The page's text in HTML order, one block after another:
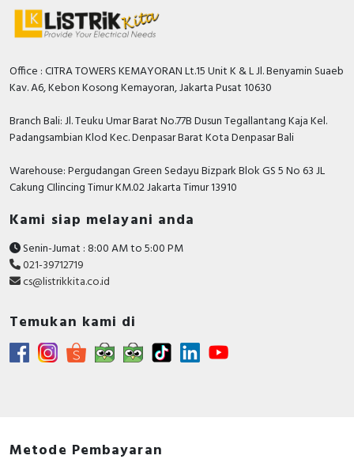
Office : CITRA TOWERS KEMAYORAN Lt.15 Unit K & L Jl. Benyamin Suaeb
Kav. A6, Kebon Kosong Kemayoran, Jakarta Pusat 10630
Branch Bali: Jl. Teuku Umar Barat No.77B Dusun Tegallantang Kaja Kel.
Padangsambian Klod Kec. Denpasar Barat Kota Denpasar Bali
Warehouse: Pergudangan Green Sedayu Bizpark Blok GS 5 No 63 JL
Cakung CIlincing Timur KM.02 Jakarta Timur 13910
Kami siap melayani anda
Senin-Jumat : 8:00 AM to 5:00 PM
021-39712719
cs@listrikkita.co.id
Temukan kami di
Metode Pembayaran